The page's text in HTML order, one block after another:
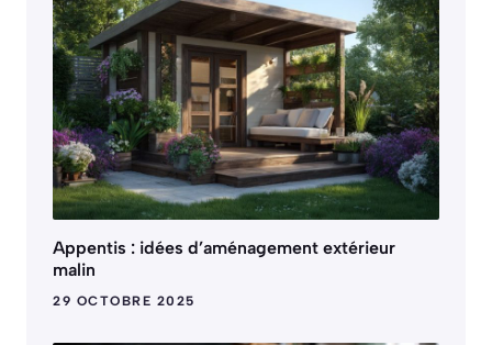
Appentis : idées d’aménagement extérieur
malin
29 OCTOBRE 2025